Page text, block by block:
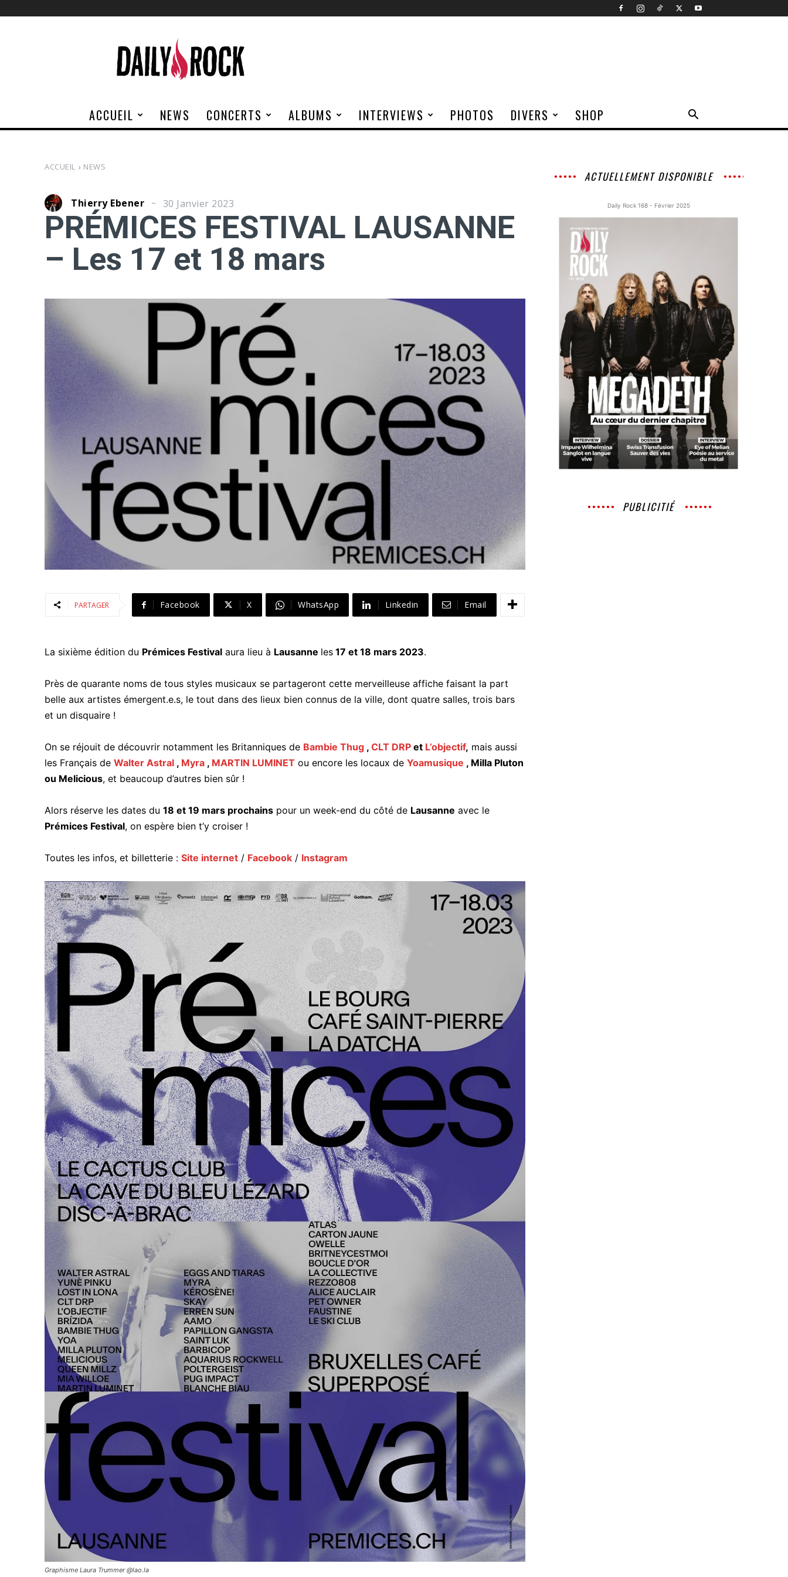
Rock
ACCUEIL NEWS CONCERTS ALBUMS INTERVIEWS PHOTOS DIVERS SHOP
ACCUEIL NEWS
Thierry Ebener 30 Janvier 2023
PRÉMICES FESTIVAL LAUSANNE
– Les 17 et 18 mars
PARTAGER Facebook X WhatsApp Linkedin Email
La sixième édition du Prémices Festival aura lieu à Lausanne les 17 et 18 mars 2023.
Près de quarante noms de tous styles musicaux se partageront cette merveilleuse affiche faisant la part
belle aux artistes émergent.e.s, le tout dans des lieux bien connus de la ville, dont quatre salles, trois bars
et un disquaire !
On se réjouit de découvrir notamment les Britanniques de Bambie Thug , CLT DRP et L’objectif, mais aussi
les Français de Walter Astral , Myra , MARTIN LUMINET ou encore les locaux de Yoamusique , Milla Pluton
ou Melicious, et beaucoup d’autres bien sûr !
Alors réserve les dates du 18 et 19 mars prochains pour un week-end du côté de Lausanne avec le
Prémices Festival, on espère bien t’y croiser !
Toutes les infos, et billetterie : Site internet / Facebook / Instagram
Graphisme Laura Trummer @lao.la
ACTUELLEMENT DISPONIBLE
Daily Rock 168 - Février 2025
PUBLICITIÉ